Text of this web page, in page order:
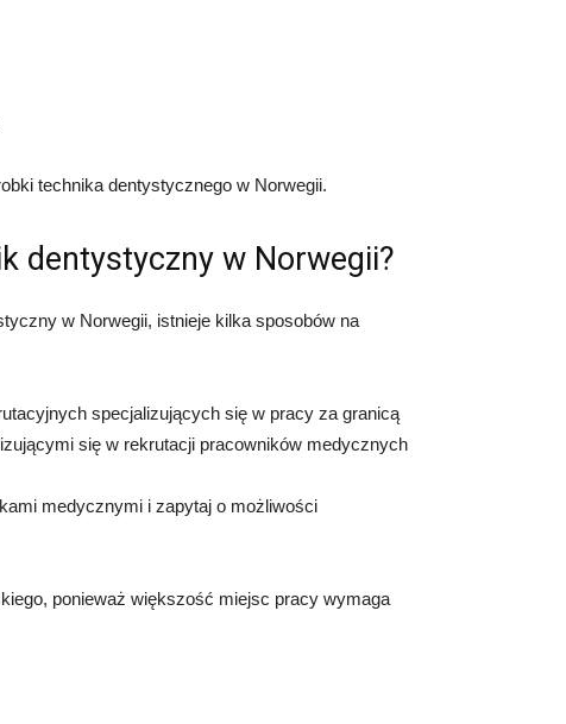
technika dentystycznego w Norwegii.
dentystyczny w Norwegii?
w Norwegii, istnieje kilka sposobów na
specjalizujących się w pracy za granicą
się w rekrutacji pracowników medycznych
medycznymi i zapytaj o możliwości
ponieważ większość miejsc pracy wymaga